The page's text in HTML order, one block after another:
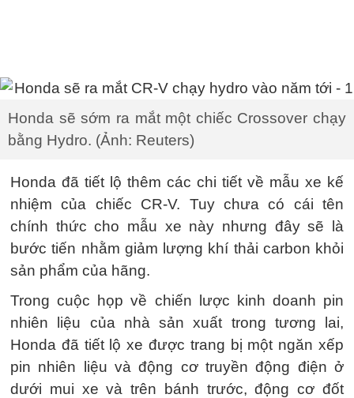
Honda sẽ sớm ra mắt một chiếc Crossover chạy
bằng Hydro. (Ảnh: Reuters)
Honda đã tiết lộ thêm các chi tiết về mẫu xe kế
nhiệm của chiếc CR-V. Tuy chưa có cái tên
chính thức cho mẫu xe này nhưng đây sẽ là
bước tiến nhằm giảm lượng khí thải carbon khỏi
sản phẩm của hãng.
Trong cuộc họp về chiến lược kinh doanh pin
nhiên liệu của nhà sản xuất trong tương lai,
Honda đã tiết lộ xe được trang bị một ngăn xếp
pin nhiên liệu và động cơ truyền động điện ở
dưới mui xe và trên bánh trước, động cơ đốt